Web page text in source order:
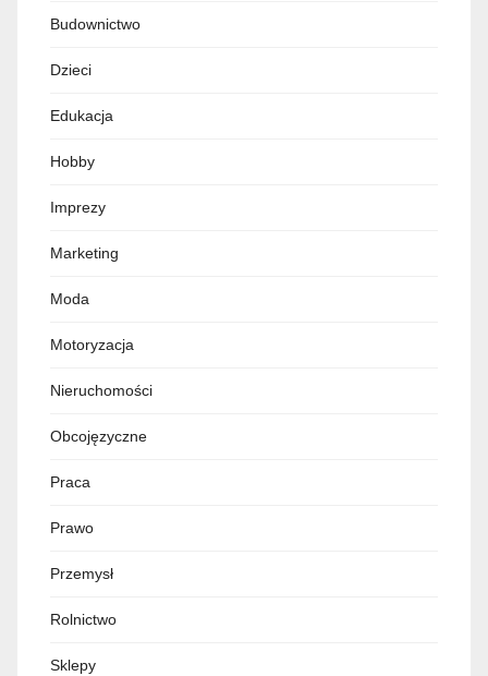
Budownictwo
Dzieci
Edukacja
Hobby
Imprezy
Marketing
Moda
Motoryzacja
Nieruchomości
Obcojęzyczne
Praca
Prawo
Przemysł
Rolnictwo
Sklepy